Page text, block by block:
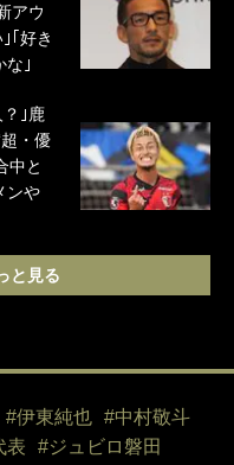
アウ
｢好き
な｣
？｣鹿
・優
中と
ンや
と見る
#伊東純也
#中村敬斗
表
#ジュビロ磐田